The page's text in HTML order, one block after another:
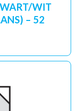
WIT
– 52